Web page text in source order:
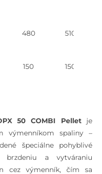
480 510
150 150
760 760
1250 1350
50 COMBI Pelletje
výmenníkom spaliny –
špeciálne pohyblivé
a vytváraniu
cez výmenník, čím sa